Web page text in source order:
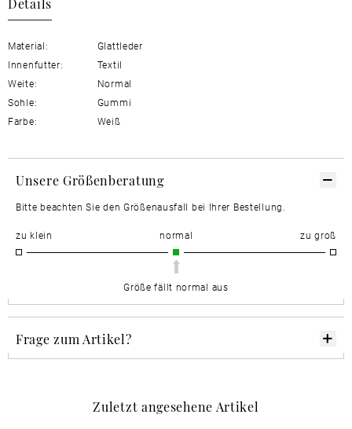
Material:
Glattleder
Innenfutter:
Textil
Weite:
Normal
Sohle:
Gummi
Farbe:
Weiß
Unsere Größenberatung
Bitte beachten Sie den Größenausfall bei Ihrer Bestellung.
zu klein normal zu groß
Größe fällt normal aus
Frage zum Artikel?
Zuletzt angesehene Artikel